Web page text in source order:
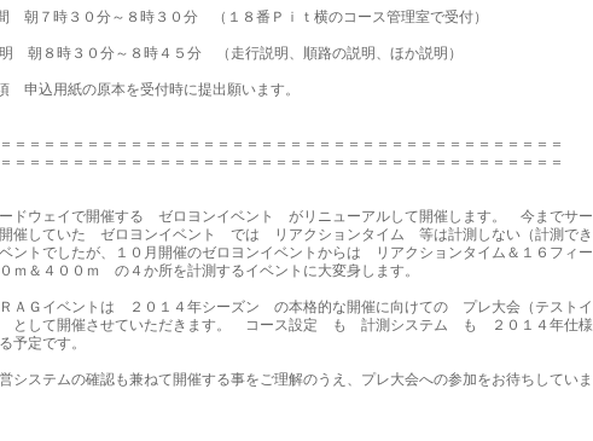
朝７時３０分～８時３０分 （１８番Ｐｉｔ横のコース管理室で受付）
朝８時３０分～８時４５分 （走行説明、順路の説明、ほか説明）
申込用紙の原本を受付時に提出願います。
＝＝＝＝＝＝＝＝＝＝＝＝＝＝＝＝＝＝＝＝＝＝＝＝＝＝＝＝＝＝＝＝＝＝＝＝＝＝
＝＝＝＝＝＝＝＝＝＝＝＝＝＝＝＝＝＝＝＝＝＝＝＝＝＝＝＝＝＝＝＝＝＝＝＝＝＝
ドウェイで開催する ゼロヨンイベント がリニューアルして開催します。 今までサー
催していた ゼロヨンイベント では リアクションタイム 等は計測しない（計測でき
ントでしたが、１０月開催のゼロヨンイベントからは リアクションタイム＆１６フィー
ｍ＆４００ｍ の４か所を計測するイベントに大変身します。
ＡＧイベントは ２０１４年シーズン の本格的な開催に向けての プレ大会（テストイ
として開催させていただきます。 コース設定 も 計測システム も ２０１４年仕様
予定です。
システムの確認も兼ねて開催する事をご理解のうえ、プレ大会への参加をお待ちしていま